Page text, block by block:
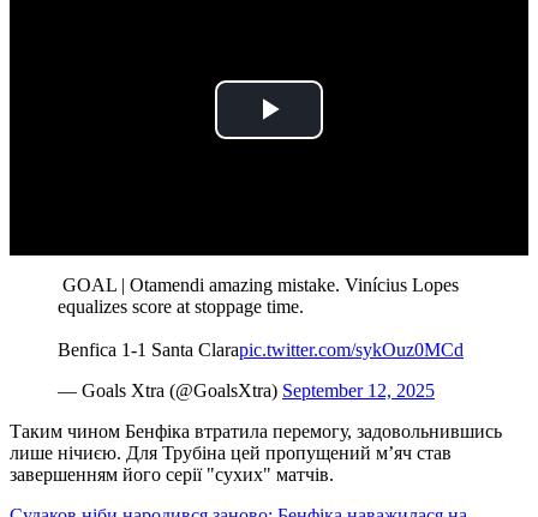
Play
️ GOAL | Otamendi amazing mistake. Vinícius Lopes
equalizes score at stoppage time.
Benfica 1-1 Santa Clarapic.twitter.com/sykOuz0MCd
— Goals Xtra (@GoalsXtra) September 12, 2025
Таким чином Бенфіка втратила перемогу, задовольнившись
лише нічиєю. Для Трубіна цей пропущений м’яч став
завершенням його серії "сухих" матчів.